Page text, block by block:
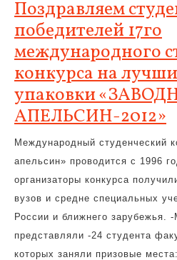
Поздравляем
победителей 17го
международного
конкурса на
упаковки
АПЕЛЬСИН-2012»
Международный студенческий
апельсин» проводится с 1996
организаторы конкурса
вузов и средне специальных
России и ближнего
представляли -24 студента
которых заняли призовые